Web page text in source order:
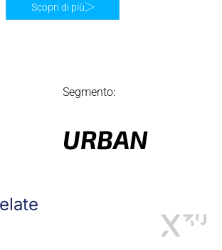
Segmento:
URBAN
Scopri di più